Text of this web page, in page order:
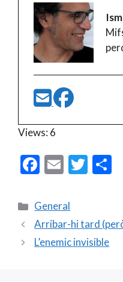
Views: 6
F
e
b
o
E
ai
l
T
er p
Categories
General
Arribar-hi tard
L’enemic invisible